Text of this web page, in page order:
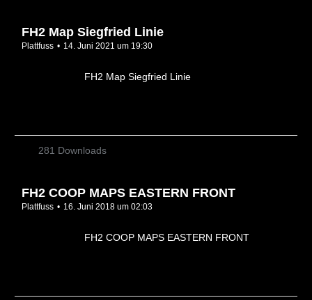
FH2 Map Siegfried Linie
Plattfuss 14. Juni 2021 um 19:30
FH2 Map Siegfried Linie
281 Downloads
FH2 COOP MAPS EASTERN FRONT
Plattfuss 16. Juni 2018 um 02:03
FH2 COOP MAPS EASTERN FRONT